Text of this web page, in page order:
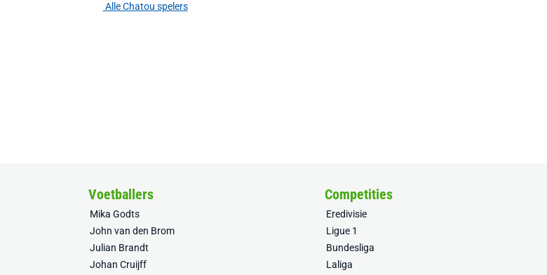
Alle Chatou spelers
Voetballers
Mika Godts
John van den Brom
Julian Brandt
Johan Cruijff
Competities
Eredivisie
Ligue 1
Bundesliga
Laliga